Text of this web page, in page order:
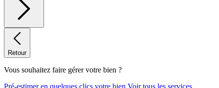
Retour
Vous souhaitez faire gérer votre bien ?
Pré-estimer en quelques clics votre bien Voir tous les services